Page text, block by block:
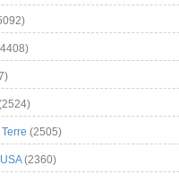
(2505)
(2360)